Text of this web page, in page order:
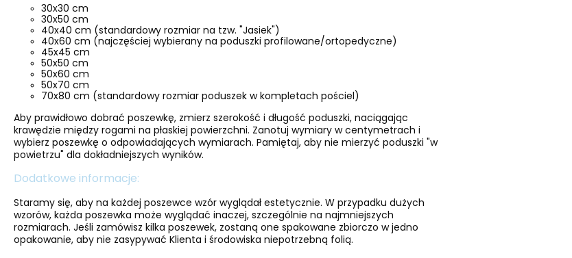
30x30 cm
30x50 cm
40x40 cm (standardowy rozmiar na tzw. "Jasiek")
40x60 cm (najczęściej wybierany na poduszki profilowane/ortopedyczne)
45x45 cm
50x50 cm
50x60 cm
50x70 cm
70x80 cm (standardowy rozmiar poduszek w kompletach pościel)
Aby prawidłowo dobrać poszewkę, zmierz szerokość i długość poduszki, naciągając
krawędzie między rogami na płaskiej powierzchni. Zanotuj wymiary w centymetrach i
wybierz poszewkę o odpowiadających wymiarach. Pamiętaj, aby nie mierzyć poduszki "w
powietrzu" dla dokładniejszych wyników.
Dodatkowe informacje:
Staramy się, aby na każdej poszewce wzór wyglądał estetycznie. W przypadku dużych
wzorów, każda poszewka może wyglądać inaczej, szczególnie na najmniejszych
rozmiarach. Jeśli zamówisz kilka poszewek, zostaną one spakowane zbiorczo w jedno
opakowanie, aby nie zasypywać Klienta i środowiska niepotrzebną folią.